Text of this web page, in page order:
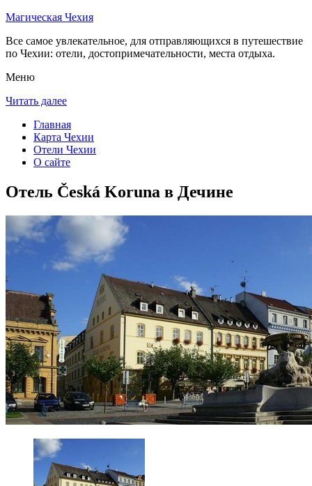
Магическая Чехия
Все самое увлекательное, для отправляющихся в путешествие
по Чехии: отели, достопримечательности, места отдыха.
Меню
Читать далее
Главная
Карта Чехии
Отели Чехии
О сайте
Отель Česká Koruna в Дечине